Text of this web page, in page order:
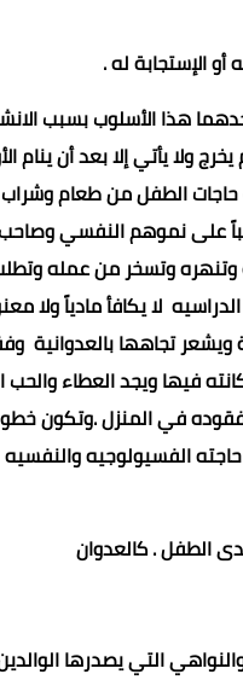
الإستجابة له .
هذا الأسلوب بسبب
يأتي إلا بعد أن ينام
حاجات الطفل من طعام
على نموهم النفسي وصاحب
وتسخر من عمله
لا يكافأ مادياً ولا
تجاهها بالعدوانية
فيها ويجد العطاء
في المنزل .وتكون
الفسيولوجيه
الطفل . كالعدوان
التي يصدرها